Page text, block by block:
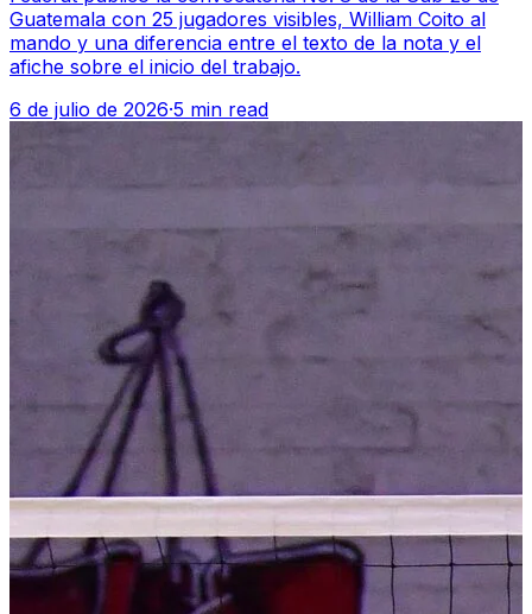
Guatemala con 25 jugadores visibles, William Coito al
mando y una diferencia entre el texto de la nota y el
afiche sobre el inicio del trabajo.
6 de julio de 2026·5 min read